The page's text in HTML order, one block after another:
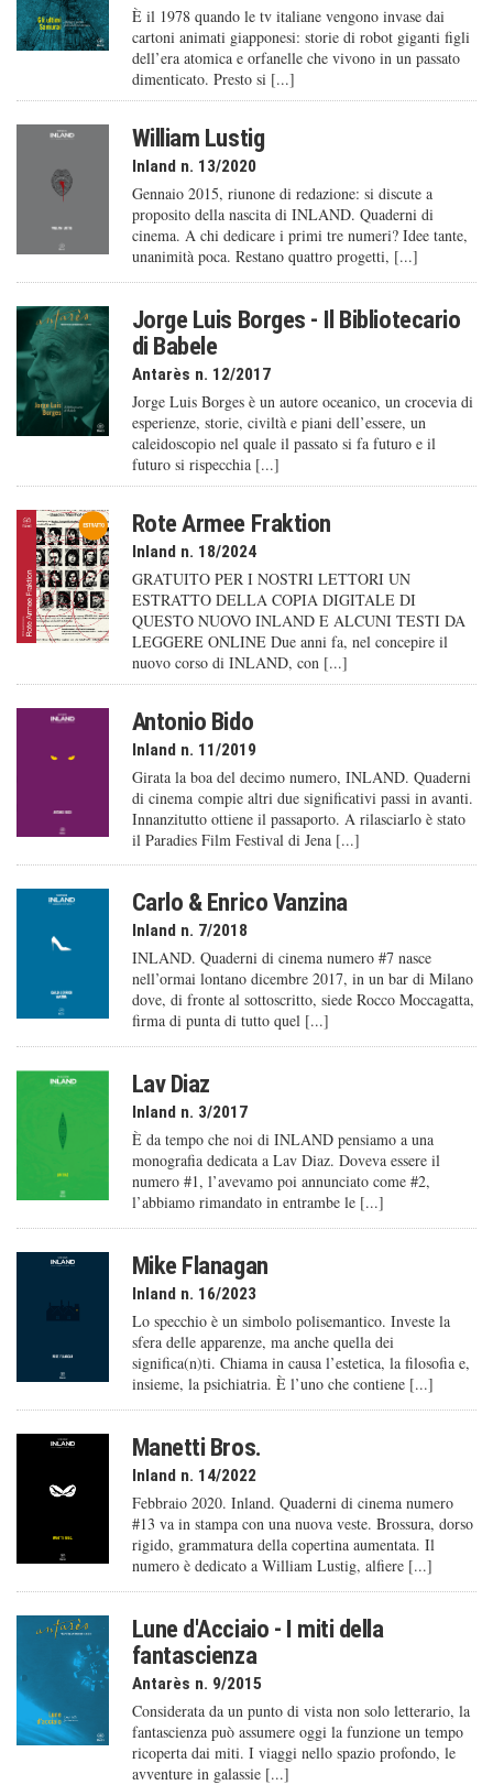
È il 1978 quando le tv italiane vengono invase dai
cartoni animati giapponesi: storie di robot giganti figli
dell’era atomica e orfanelle che vivono in un passato
dimenticato. Presto si [...]
William Lustig
Inland n. 13/2020
Gennaio 2015, riunone di redazione: si discute a
proposito della nascita di INLAND. Quaderni di
cinema. A chi dedicare i primi tre numeri? Idee tante,
unanimità poca. Restano quattro progetti, [...]
Jorge Luis Borges - Il Bibliotecario
di Babele
Antarès n. 12/2017
Jorge Luis Borges è un autore oceanico, un crocevia di
esperienze, storie, civiltà e piani dell’essere, un
caleido­scopio nel quale il passato si fa futuro e il
futuro si rispecchia [...]
Rote Armee Fraktion
Inland n. 18/2024
GRATUITO PER I NOSTRI LETTORI UN
ESTRATTO DELLA COPIA DIGITALE DI
QUESTO NUOVO INLAND E ALCUNI TESTI DA
LEGGERE ONLINE Due anni fa, nel concepire il
nuovo corso di INLAND, con [...]
Antonio Bido
Inland n. 11/2019
Girata la boa del decimo numero, INLAND. Quaderni
di cinema compie altri due significativi passi in avanti.
Innanzitutto ottiene il passaporto. A rilasciarlo è stato
il Paradies Film Festival di Jena [...]
Carlo & Enrico Vanzina
Inland n. 7/2018
INLAND. Quaderni di cinema numero #7 nasce
nell’ormai lontano dicembre 2017, in un bar di Milano
dove, di fronte al sottoscritto, siede Rocco Moccagatta,
firma di punta di tutto quel [...]
Lav Diaz
Inland n. 3/2017
È da tempo che noi di INLAND pensiamo a una
monografia dedicata a Lav Diaz. Doveva essere il
numero #1, l’avevamo poi annunciato come #2,
l’abbiamo rimandato in entrambe le [...]
Mike Flanagan
Inland n. 16/2023
Lo specchio è un simbolo polisemantico. Investe la
sfera delle apparenze, ma anche quella dei
significa(n)ti. Chiama in causa l’estetica, la filosofia e,
insieme, la psichiatria. È l’uno che contiene [...]
Manetti Bros.
Inland n. 14/2022
Febbraio 2020. Inland. Quaderni di cinema numero
#13 va in stampa con una nuova veste. Brossura, dorso
rigido, grammatura della copertina aumentata. Il
numero è dedicato a William Lustig, alfiere [...]
Lune d'Acciaio - I miti della
fantascienza
Antarès n. 9/2015
Considerata da un punto di vista non solo letterario, la
fantascienza può assumere oggi la funzione un tempo
ricoperta dai miti. I viaggi nello spazio profondo, le
avventure in galassie [...]